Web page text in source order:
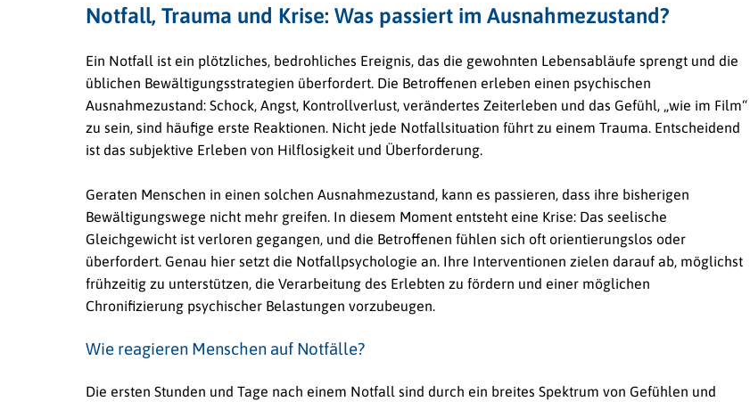
Notfall, Trauma und Krise: Was passiert im Ausnahmezustand?
Ein Notfall ist ein plötzliches, bedrohliches Ereignis, das die gewohnten Lebensabläufe sprengt und die
üblichen Bewältigungsstrategien überfordert. Die Betroffenen erleben einen psychischen
Ausnahmezustand: Schock, Angst, Kontrollverlust, verändertes Zeiterleben und das Gefühl, „wie im Film“
zu sein, sind häufige erste Reaktionen. Nicht jede Notfallsituation führt zu einem Trauma. Entscheidend
ist das subjektive Erleben von Hilflosigkeit und Überforderung.
Geraten Menschen in einen solchen Ausnahmezustand, kann es passieren, dass ihre bisherigen
Bewältigungswege nicht mehr greifen. In diesem Moment entsteht eine Krise: Das seelische
Gleichgewicht ist verloren gegangen, und die Betroffenen fühlen sich oft orientierungslos oder
überfordert. Genau hier setzt die Notfallpsychologie an. Ihre Interventionen zielen darauf ab, möglichst
frühzeitig zu unterstützen, die Verarbeitung des Erlebten zu fördern und einer möglichen
Chronifizierung psychischer Belastungen vorzubeugen.
Wie reagieren Menschen auf Notfälle?
Die ersten Stunden und Tage nach einem Notfall sind durch ein breites Spektrum von Gefühlen und